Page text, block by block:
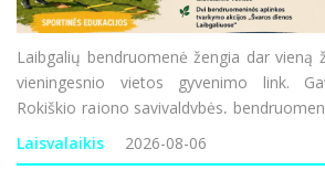
Laibgalių bendruomenė žengia dar vieną
vieningesnio vietos gyvenimo link.
Rokiškio rajono savivaldybės,
projektą „Aktyvi bendruomenė – stipri
iniciatyva finansuojama
Laisvalaikis 2026-08-06